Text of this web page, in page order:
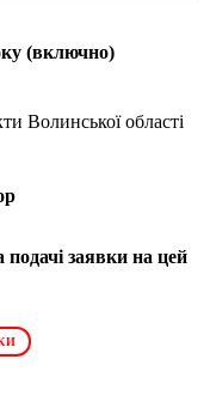
(включно)
Волинської області
заявки на цей